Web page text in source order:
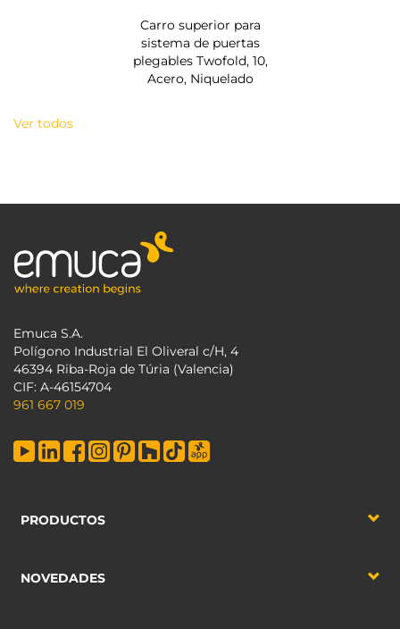
Carro superior para
sistema de puertas
plegables Twofold, 10,
Acero, Niquelado
Ver todos
Emuca S.A.
Polígono Industrial El Oliveral c/H, 4
46394 Riba-Roja de Túria (Valencia)
CIF: A-46154704
961 667 019
PRODUCTOS
NOVEDADES